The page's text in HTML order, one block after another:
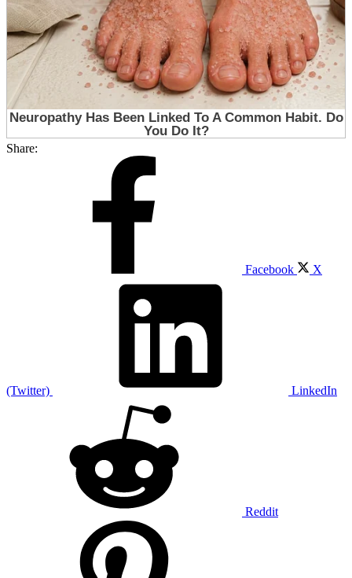
Share:
Facebook X
(Twitter) LinkedIn
Reddit